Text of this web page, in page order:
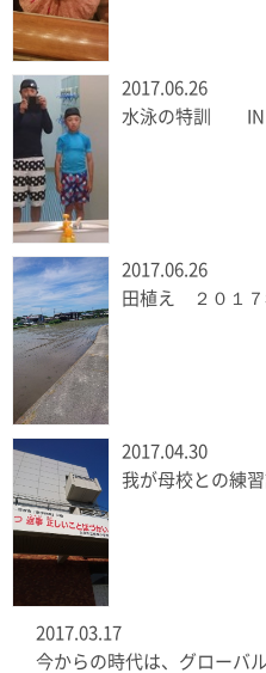
2017.06.26
水泳の特訓 IN
2017.06.26
田植え ２０１
2017.04.30
我が母校との練習
2017.03.17
今からの時代は、グローバル